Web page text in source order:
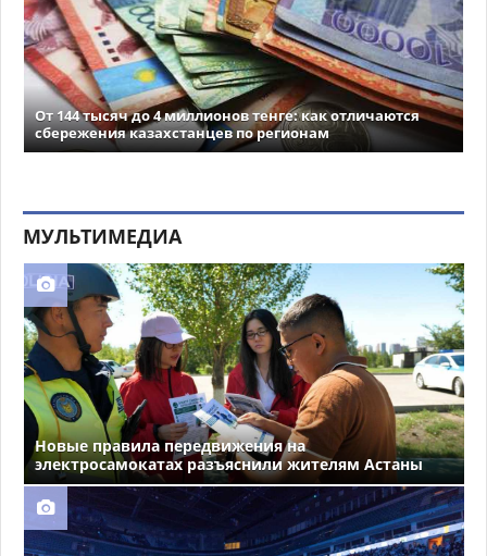
От 144 тысяч до 4 миллионов тенге: как отличаются
сбережения казахстанцев по регионам
МУЛЬТИМЕДИА
Новые правила передвижения на
электросамокатах разъяснили жителям Астаны